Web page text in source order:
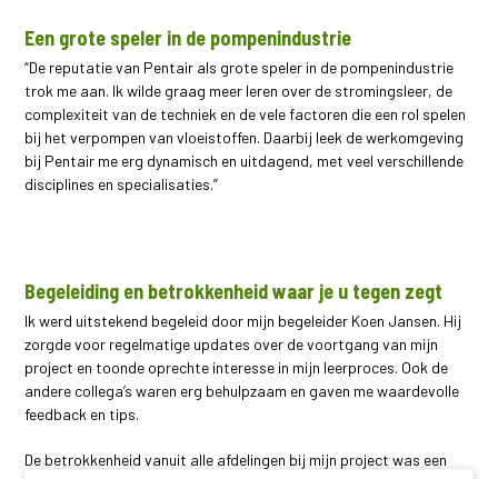
Een grote speler in de pompenindustrie
“De reputatie van Pentair als grote speler in de pompenindustrie
trok me aan. Ik wilde graag meer leren over de stromingsleer, de
complexiteit van de techniek en de vele factoren die een rol spelen
bij het verpompen van vloeistoffen. Daarbij leek de werkomgeving
bij Pentair me erg dynamisch en uitdagend, met veel verschillende
disciplines en specialisaties.”
Begeleiding en betrokkenheid waar je u tegen zegt
Ik werd uitstekend begeleid door mijn begeleider Koen Jansen. Hij
zorgde voor regelmatige updates over de voortgang van mijn
project en toonde oprechte interesse in mijn leerproces. Ook de
andere collega’s waren erg behulpzaam en gaven me waardevolle
feedback en tips.
De betrokkenheid vanuit alle afdelingen bij mijn project was een